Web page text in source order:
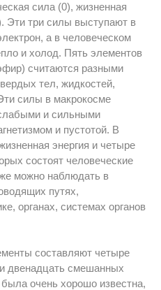
сила (0), жизненная
Эти три силы выступают в
а в человеческом
и холод. Пять элементов
считаются разными
тел, жидкостей,
силы в макрокосме
и сильными
и пустотой. В
энергия и четыре
состоят человеческие
можно наблюдать в
путях,
органах, системах органов
составляют четыре
двенадцать смешанных
очень хорошо известна,